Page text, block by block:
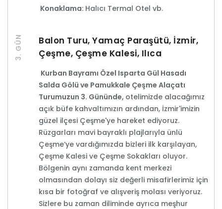
Konaklama: Halıcı Termal Otel vb.
3. GÜN
Balon Turu, Yamaç Paraşütü, İzmir,
Çeşme, Çeşme Kalesi, Ilıca
Kurban Bayramı Özel Isparta Gül Hasadı
Salda Gölü ve Pamukkale Çeşme Alaçatı
Turumuzun 3. Gününde, otelimizde alacağımız
açık büfe kahvaltımızın ardından, İzmir'imizin
güzel ilçesi Çeşme'ye hareket ediyoruz.
Rüzgarları mavi bayraklı plajlarıyla ünlü
Çeşme’ye vardığımızda bizleri ilk karşılayan,
Çeşme Kalesi ve Çeşme Sokakları oluyor.
Bölgenin aynı zamanda kent merkezi
olmasından dolayı siz değerli misafirlerimiz için
kısa bir fotoğraf ve alışveriş molası veriyoruz.
Sizlere bu zaman diliminde ayrıca meşhur